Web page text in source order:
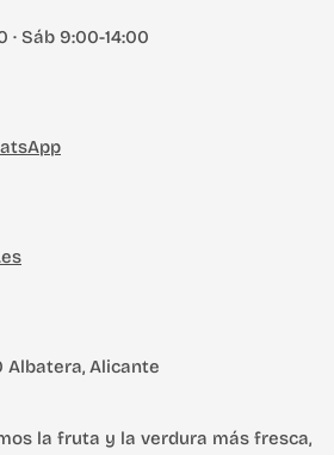
· Sáb 9:00-14:00
Albatera, Alicante
la fruta y la verdura más fresca,